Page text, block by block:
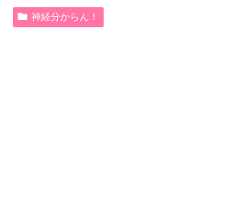
神経分からん！